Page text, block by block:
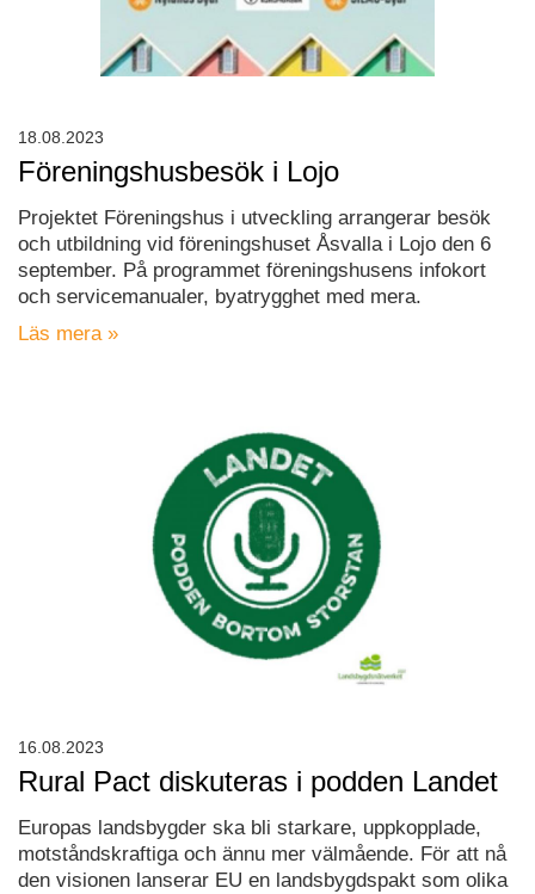
Föreningshusbesök i Lojo
Projektet Föreningshus i utveckling arrangerar besök
och utbildning vid föreningshuset Åsvalla i Lojo den 6
september. På programmet föreningshusens infokort
och servicemanualer, byatrygghet med mera.
Läs mera »
18.08.2023
Rural Pact diskuteras i podden Landet
Europas landsbygder ska bli starkare, uppkopplade,
motståndskraftiga och ännu mer välmående. För att nå
den visionen lanserar EU en landsbygdspakt som olika
16.08.2023